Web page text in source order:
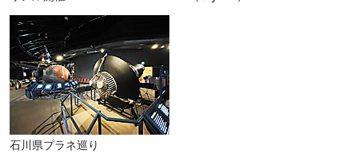
石川県プラネ巡り